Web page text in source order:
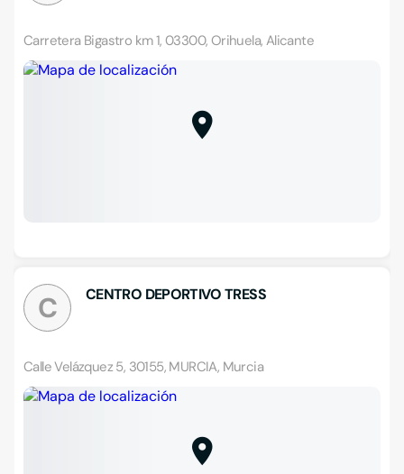
Carretera Bigastro km 1, 03300, Orihuela, Alicante
C CENTRO DEPORTIVO TRESS
Calle Velázquez 5, 30155, MURCIA, Murcia